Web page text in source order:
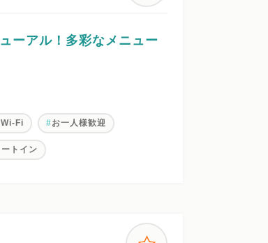
ーアル！多彩なメニュー
Wi-Fi お一人様歓迎
ートイン